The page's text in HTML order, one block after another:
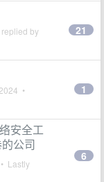
by 21
•
1
安全工
公司
• Lastly
6